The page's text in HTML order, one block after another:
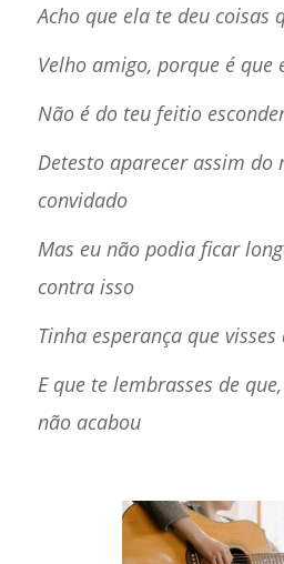
Acho que ela te deu coisas
Velho amigo, porque é que
Não é do teu feitio
Detesto aparecer assim do
convidado
Mas eu não podia ficar
contra isso
Tinha esperança que
E que te lembrasses de
não acabou